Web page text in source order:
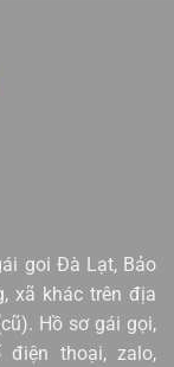
goi Đà Lạt, Bảo
xã khác trên địa
Hồ sơ gái gọi,
thoại, zalo,